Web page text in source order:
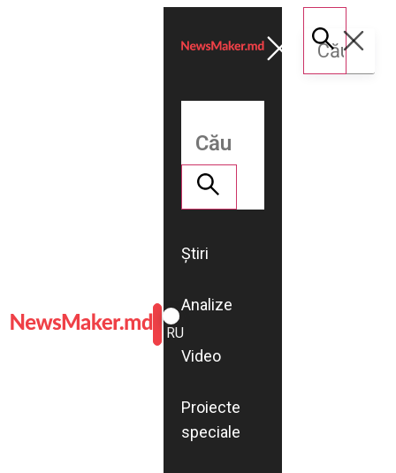
ROMÂNĂ
RU
Știri
Analize
Video
Proiecte
speciale